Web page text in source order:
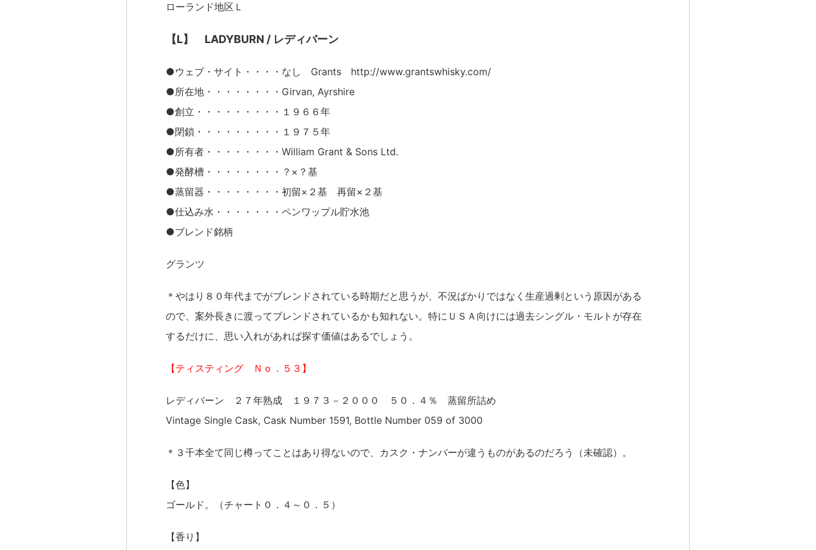
ローランド地区Ｌ
【L】 LADYBURN / レディバーン
●ウェブ・サイト・・・・なし Grants http://www.grantswhisky.com/
●所在地・・・・・・・・Girvan, Ayrshire
●創立・・・・・・・・・１９６６年
●閉鎖・・・・・・・・・１９７５年
●所有者・・・・・・・・William Grant & Sons Ltd.
●発酵槽・・・・・・・・？×？基
●蒸留器・・・・・・・・初留×２基 再留×２基
●仕込み水・・・・・・・ペンワップル貯水池
●ブレンド銘柄
グランツ
＊やはり８０年代までがブレンドされている時期だと思うが、不況ばかりではなく生産過剰という原因がある
ので、案外長きに渡ってブレンドされているかも知れない。特にＵＳＡ向けには過去シングル・モルトが存在
するだけに、思い入れがあれば探す価値はあるでしょう。
【ティスティング Ｎｏ．５３】
レディバーン ２７年熟成 １９７３－２０００ ５０．４％ 蒸留所詰め
Vintage Single Cask, Cask Number 1591, Bottle Number 059 of 3000
＊３千本全て同じ樽ってことはあり得ないので、カスク・ナンバーが違うものがあるのだろう（未確認）。
【色】
ゴールド。（チャート０．４～０．５）
【香り】